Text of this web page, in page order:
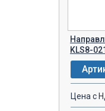
KLS8-
Цена с